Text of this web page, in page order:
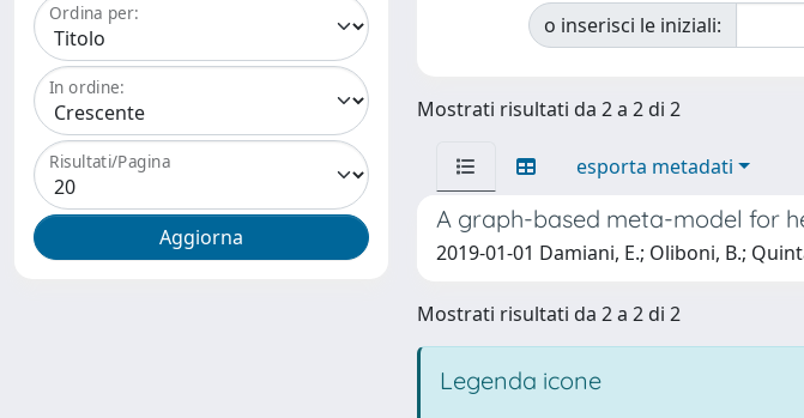
Ordina per:
In ordine:
Risultati/Pagina
o inserisci le iniziali:
Mostrati risultati da 2 a 2 di 2
esporta metadati
A graph-based meta-model for
2019-01-01 Damiani, E.; Oliboni, B.;
Mostrati risultati da 2 a 2 di 2
Legenda icone